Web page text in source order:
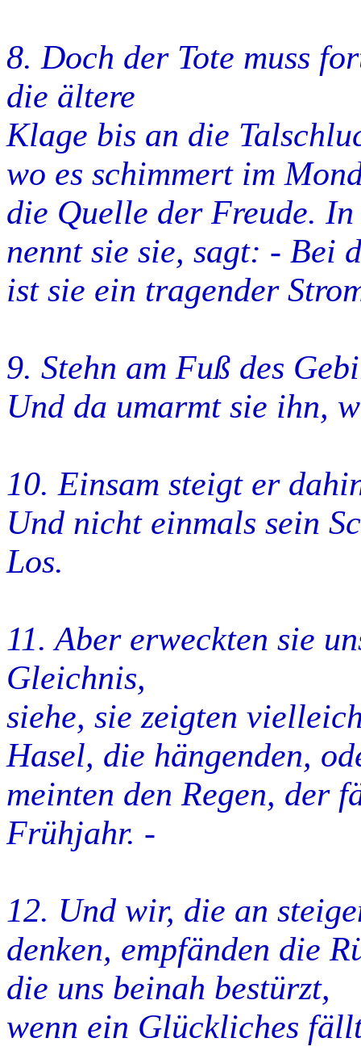
8. Doch der Tote muss
die ältere
Klage bis an die
wo es schimmert im
die Quelle der Freude.
nennt sie sie, sagt: - Bei
ist sie ein tragender
9. Stehn am Fuß des
Und da umarmt sie ihn,
10. Einsam steigt er
Und nicht einmals sein
Los.
11. Aber erweckten sie
Gleichnis,
siehe, sie zeigten
Hasel, die hängenden,
meinten den Regen, der
Frühjahr. -
12. Und wir, die an
denken, empfänden die
die uns beinah bestürzt,
wenn ein Glückliches